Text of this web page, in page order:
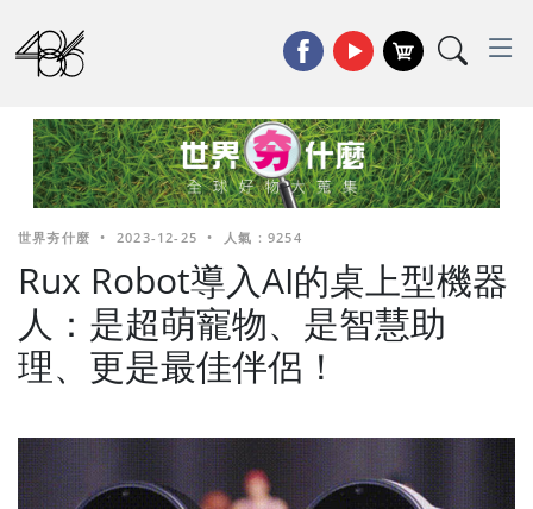
世界夯什麼 • 2023-12-25 • 人氣 : 9254
Rux Robot導入AI的桌上型機器
人：是超萌寵物、是智慧助
理、更是最佳伴侶！